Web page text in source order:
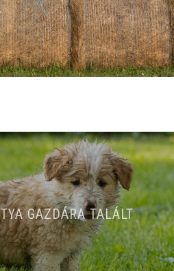
GAZDÁRA TALÁLT